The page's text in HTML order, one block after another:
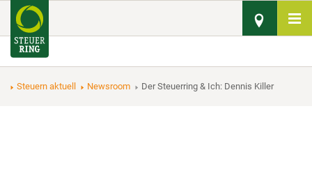
Steuern aktuell Newsroom Der Steuerring & Ich: Dennis Killer